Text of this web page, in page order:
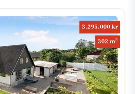
3.295.000 kr
302 m2